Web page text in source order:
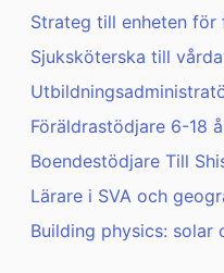
Strateg till enheten för
Sjuksköterska till
Föräldrastödjare 6-18
Boendestödjare Till
Lärare i SVA och
Building physics: solar